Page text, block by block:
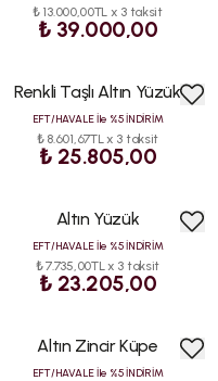
₺ 13.000,00TL x 3 taksit
₺ 39.000,00
Renkli Taşlı Altın Yüzük
EFT/HAVALE İle %5 İNDİRİM
₺ 8.601,67TL x 3 taksit
₺ 25.805,00
Altın Yüzük
EFT/HAVALE İle %5 İNDİRİM
₺ 7.735,00TL x 3 taksit
₺ 23.205,00
Altın Zincir Küpe
EFT/HAVALE İle %5 İNDİRİM